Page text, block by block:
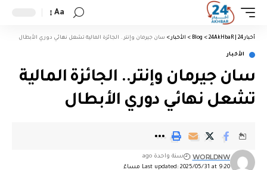
Aa
أخبار 24 | 24AkHbaR >
Blog
> الأخبار > سان جيرمان وإنتر.. الجائزة المالية تشعل نهائي دوري الأبطال
الأخبار
سان جيرمان وإنتر.. الجائزة المالية
تشعل نهائي دوري الأبطال
Last updated: 2025/05/31 at 9:20 مساءً
WORLDNW سنة واحدة ago